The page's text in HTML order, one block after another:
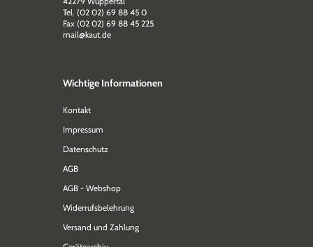
Tel. (02 02) 69 88 45 0
Fax (02 02) 69 88 45 225
mail@kaut.de
Wichtige Informationen
Kontakt
Impressum
Datenschutz
AGB
AGB - Webshop
Widerrufsbelehrung
Versand und Zahlung